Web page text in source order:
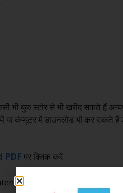
बुक स्टोर से भी खरीद सकते हैं
में या कंप्यूटर में डाउनलोड भी कर सकते
PDF पर क्लिक करें
पर क्लिक करें